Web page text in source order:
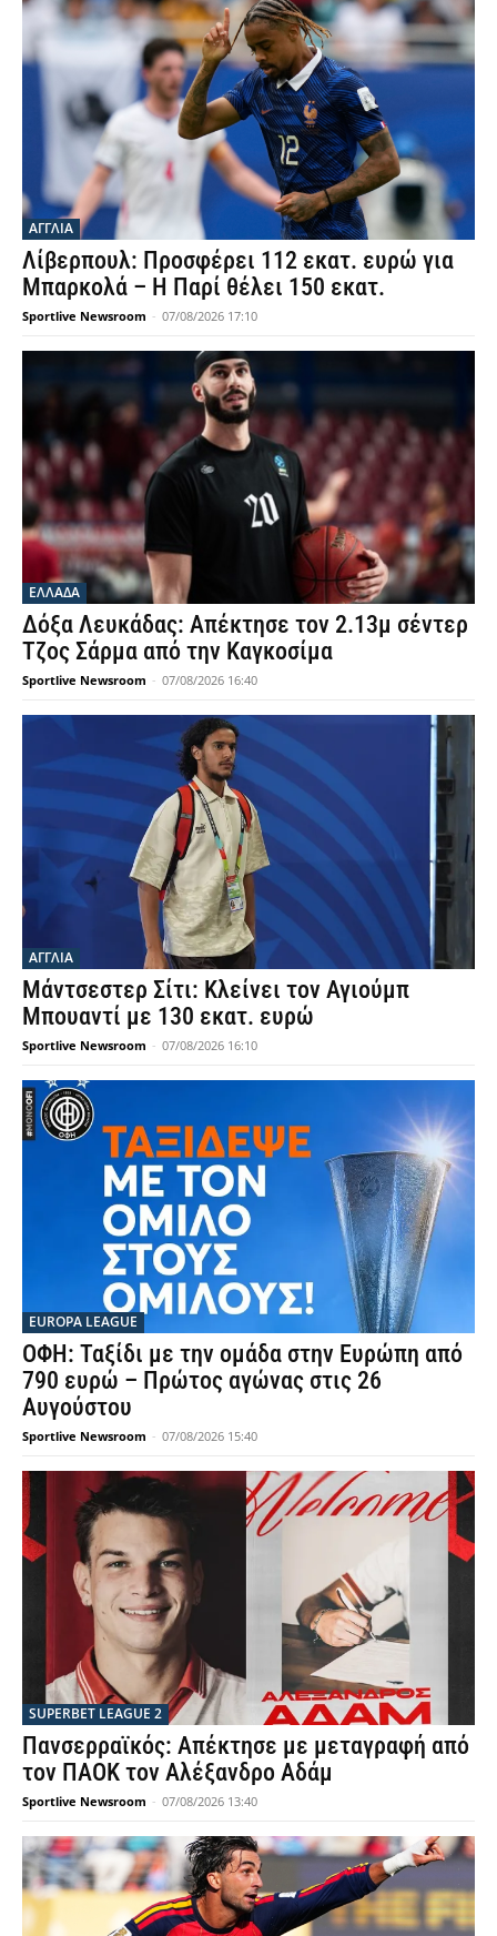
ΑΓΓΛΙΑ
Λίβερπουλ: Προσφέρει 112 εκατ. ευρώ για
Μπαρκολά – Η Παρί θέλει 150 εκατ.
Sportlive Newsroom - 07/08/2026 17:10
ΕΛΛΑΔΑ
Δόξα Λευκάδας: Απέκτησε τον 2.13μ σέντερ
Τζος Σάρμα από την Καγκοσίμα
Sportlive Newsroom - 07/08/2026 16:40
ΑΓΓΛΙΑ
Μάντσεστερ Σίτι: Κλείνει τον Αγιούμπ
Μπουαντί με 130 εκατ. ευρώ
Sportlive Newsroom - 07/08/2026 16:10
EUROPA LEAGUE
ΟΦΗ: Ταξίδι με την ομάδα στην Ευρώπη από
790 ευρώ – Πρώτος αγώνας στις 26
Αυγούστου
Sportlive Newsroom - 07/08/2026 15:40
SUPERBET LEAGUE 2
Πανσερραϊκός: Απέκτησε με μεταγραφή από
τον ΠΑΟΚ τον Αλέξανδρο Αδάμ
Sportlive Newsroom - 07/08/2026 13:40